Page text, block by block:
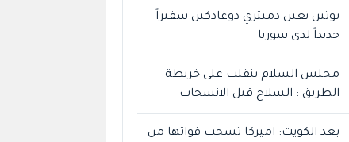
بوتين يعين دميتري دوغادكين سفيراً
جديداً لدى سوريا
مجلس السلام ينقلب على خريطة
الطريق : السلاح قبل الانسحاب
بعد الكويت: اميركا تسحب قواتها من